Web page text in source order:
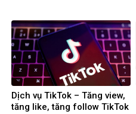
Dịch vụ TikTok – Tăng view,
tăng like, tăng follow TikTok